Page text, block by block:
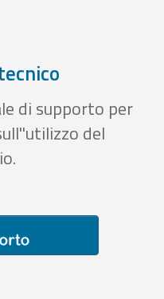
di supporto per
del